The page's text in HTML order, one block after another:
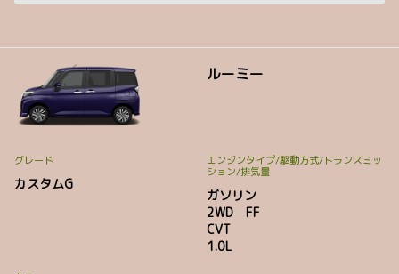
ルーミー
グレード
カスタムG
エンジンタイプ/駆動方式/トランスミッ
ション/排気量
ガソリン
2WD FF
CVT
1.0L